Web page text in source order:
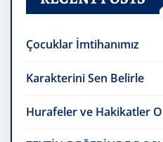
Çocuklar İmtihanımız
Karakterini Sen Belirle
Hurafeler ve Hakikatler